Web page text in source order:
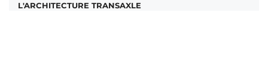
L'ARCHITECTURE TRANSAXLE